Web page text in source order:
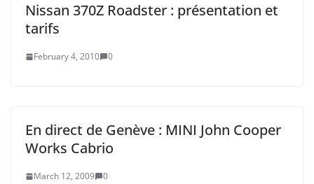
Nissan 370Z Roadster : présentation et
tarifs
February 4, 2010 0
En direct de Genève : MINI John Cooper
Works Cabrio
March 12, 2009 0